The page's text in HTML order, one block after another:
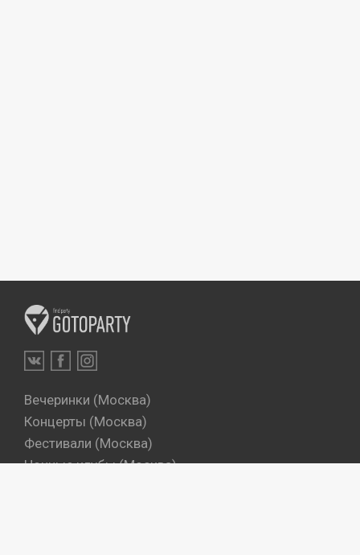
Вечеринки (Москва)
Концерты (Москва)
Фестивали (Москва)
Ночные клубы (Москва)